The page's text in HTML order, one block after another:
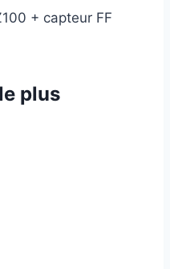
+ capteur FF
plus